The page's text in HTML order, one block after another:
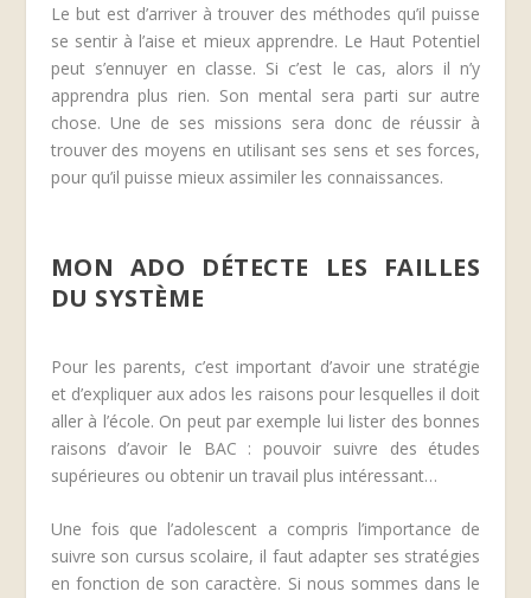
Le but est d’arriver à trouver des méthodes qu’il puisse
se sentir à l’aise et mieux apprendre. Le Haut Potentiel
peut s’ennuyer en classe. Si c’est le cas, alors il n’y
apprendra plus rien. Son mental sera parti sur autre
chose. Une de ses missions sera donc de réussir à
trouver des moyens en utilisant ses sens et ses forces,
pour qu’il puisse mieux assimiler les connaissances.
MON ADO DÉTECTE LES FAILLES
DU SYSTÈME
Pour les parents, c’est important d’avoir une stratégie
et d’expliquer aux ados les raisons pour lesquelles il doit
aller à l’école. On peut par exemple lui lister des bonnes
raisons d’avoir le BAC : pouvoir suivre des études
supérieures ou obtenir un travail plus intéressant…
Une fois que l’adolescent a compris l’importance de
suivre son cursus scolaire, il faut adapter ses stratégies
en fonction de son caractère. Si nous sommes dans le